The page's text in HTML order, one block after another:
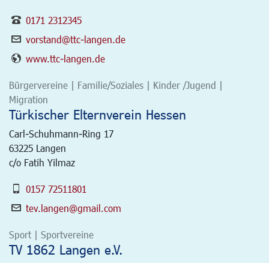
0171 2312345
vorstand@ttc-langen.de
www.ttc-langen.de
Bürgervereine | Familie/Soziales | Kinder /Jugend |
Migration
Türkischer Elternverein Hessen
Carl-Schuhmann-Ring 17
63225 Langen
c/o Fatih Yilmaz
0157 72511801
tev.langen@gmail.com
Sport | Sportvereine
TV 1862 Langen e.V.